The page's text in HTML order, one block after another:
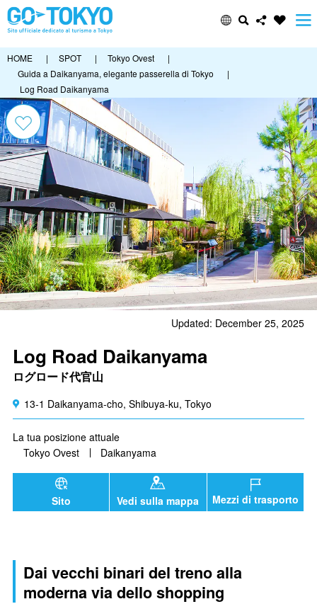
HOME | SPOT | Tokyo Ovest
|
Guida a Daikanyama, elegante passerella di Tokyo
|
Log Road Daikanyama
Updated: December 25, 2025
Log Road Daikanyama
ログロード代官山
13-1 Daikanyama-cho, Shibuya-ku, Tokyo
La tua posizione attuale
Tokyo Ovest
Daikanyama
Sito Vedi sulla mappa Mezzi di trasporto
Dai vecchi binari del treno alla
moderna via dello shopping